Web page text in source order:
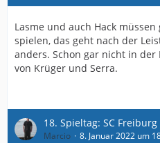
Lasme und auch Hack
spielen, das geht nach der
anders. Schon gar nicht in
von Krüger und Serra.
18. Spieltag: SC
Marcio 8. Januar 2022 um